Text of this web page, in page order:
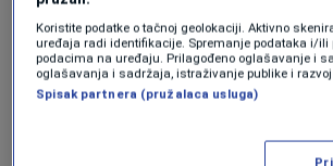
sanctions for people
Koristite podatke o tačnoj geolokaciji. Aktivno
uređaja radi identifikacije. Spremanje podataka i/ili
podacima na uređaju. Prilagođeno oglašavanje i
oglašavanja i sadržaja, istraživanje publike i
Spisak partnera (pružalaca usluga)